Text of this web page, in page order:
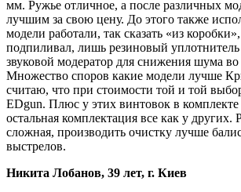
мм. Ружье отличное, а после различных
лучшим за свою цену. До этого также
модели работали, так сказать «из
подпиливал, лишь резиновый уплотнитель
звуковой модератор для снижения шума во
Множество споров какие модели лучше
считаю, что при стоимости той и той
EDgun. Плюс у этих винтовок в комплекте
остальная комплектация все как у других.
сложная, производить очистку лучше
выстрелов.
Никита Лобанов, 39 лет, г. Киев